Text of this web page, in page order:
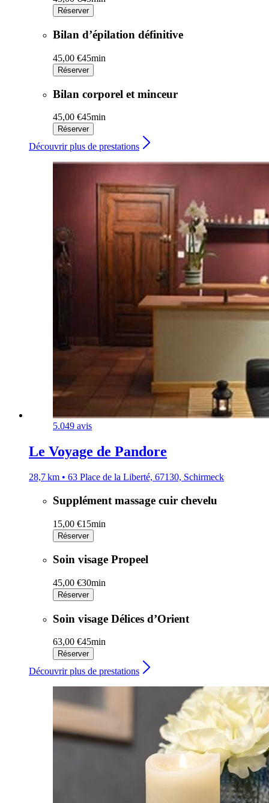
Réserver
Bilan d’épilation définitive
45,00 €45min
Réserver
Bilan corporel et minceur
45,00 €45min
Réserver
Découvrir plus de prestations
5.049 avis
Le Voyage de Pandore
28,7 km • 63 Place de la Liberté, 67130, Schirmeck
Supplément massage cuir chevelu
15,00 €15min
Réserver
Soin visage Propeel
45,00 €30min
Réserver
Soin visage Délices d’Orient
63,00 €45min
Réserver
Découvrir plus de prestations